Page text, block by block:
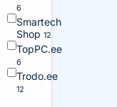
6
Smartech
Shop 12
TopPC.ee
6
Trodo.ee
12